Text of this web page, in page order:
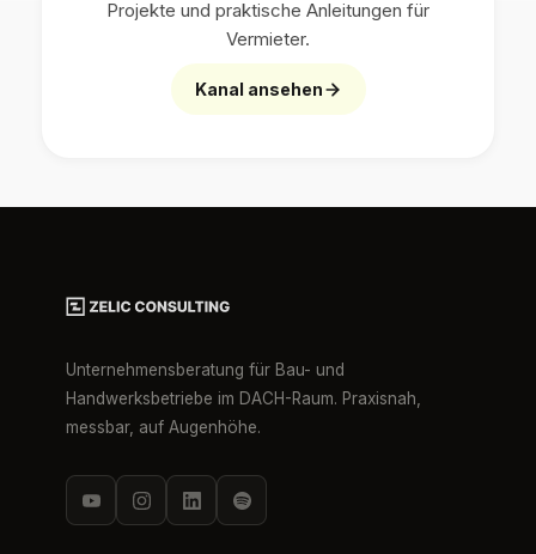
Projekte und praktische Anleitungen für
Vermieter.
Kanal ansehen
Unternehmensberatung für Bau- und
Handwerksbetriebe im DACH-Raum. Praxisnah,
messbar, auf Augenhöhe.